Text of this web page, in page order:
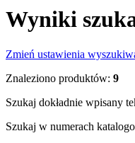
Wyniki
Zmień ustawienia
Znaleziono produktów: 9
Szukaj dokładnie wpisany
Szukaj w numerach